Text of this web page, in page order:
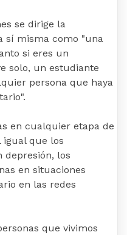
se dirige la
sí misma como "una
si eres un
solo, un estudiante
persona que haya
en cualquier etapa de
igual que los
depresión, los
en situaciones
en las redes
que vivimos